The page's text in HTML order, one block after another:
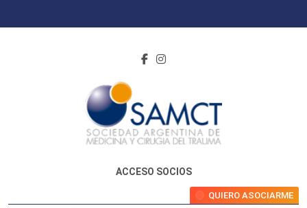
ACCESO SOCIOS
QUIERO ASOCIARME